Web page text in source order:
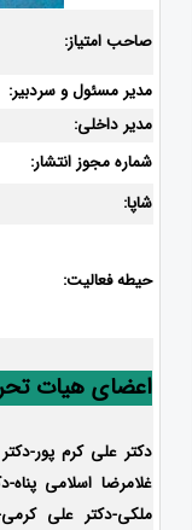
صاحب امتیاز:
مدیر مسئول و سردبیر:
مدیر داخلی:
شماره مجوز انتشار:
شاپا:
حیطه فعالیت:
اعضای هیات
دکتر علی کرم پور-
غلامرضا اسلامی
ملکی-دکتر علی کرمی-